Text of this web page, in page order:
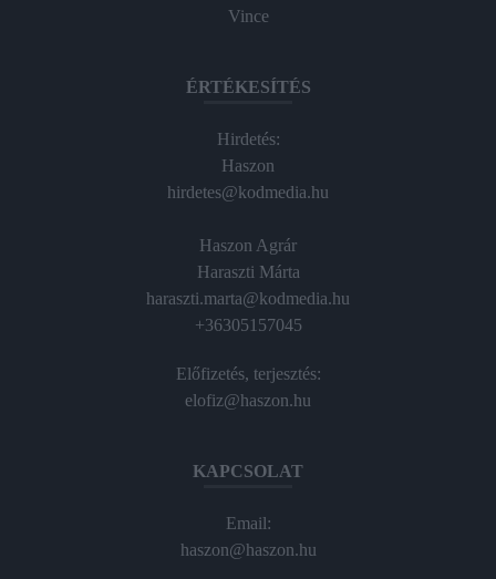
Vince
ÉRTÉKESÍTÉS
Hirdetés:
Haszon
hirdetes@kodmedia.hu
Haszon Agrár
Haraszti Márta
haraszti.marta@kodmedia.hu
+36305157045
Előfizetés, terjesztés:
elofiz@haszon.hu
KAPCSOLAT
Email:
haszon@haszon.hu